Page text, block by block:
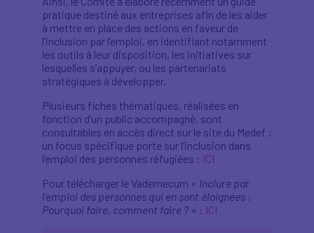
pratique destiné aux entreprises afin de les aider
à mettre en place des actions en faveur de
l’inclusion par l’emploi, en identifiant notamment
les outils à leur disposition, les initiatives sur
lesquelles s’appuyer, ou les partenariats
stratégiques à développer.
Plusieurs fiches thématiques, réalisées en
fonction d’un public accompagné, sont
consultables en accès direct sur le site du Medef ;
un focus spécifique porte sur l’inclusion dans
l’emploi des personnes réfugiées : ICI
Pour télécharger le Vademecum « Inclure par
l’emploi des personnes qui en sont éloignées :
Pourquoi faire, comment faire ? » : ICI